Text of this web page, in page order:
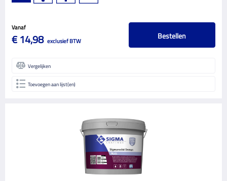
Vanaf
€ 14,98 exclusief BTW Bestellen
Vergelijken
Toevoegen aan lijst(en)